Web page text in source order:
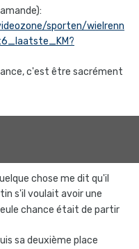
sporten/wielrenn
c'est être sacrément
chose me dit qu'il
s'il voulait avoir une
chance était de partir
sa deuxième place